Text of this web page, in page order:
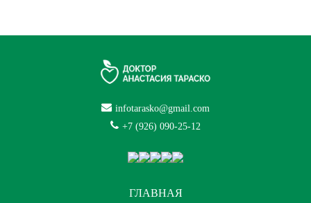
infotarasko@gmail.com
+7 (926) 090-25-12
ГЛАВНАЯ